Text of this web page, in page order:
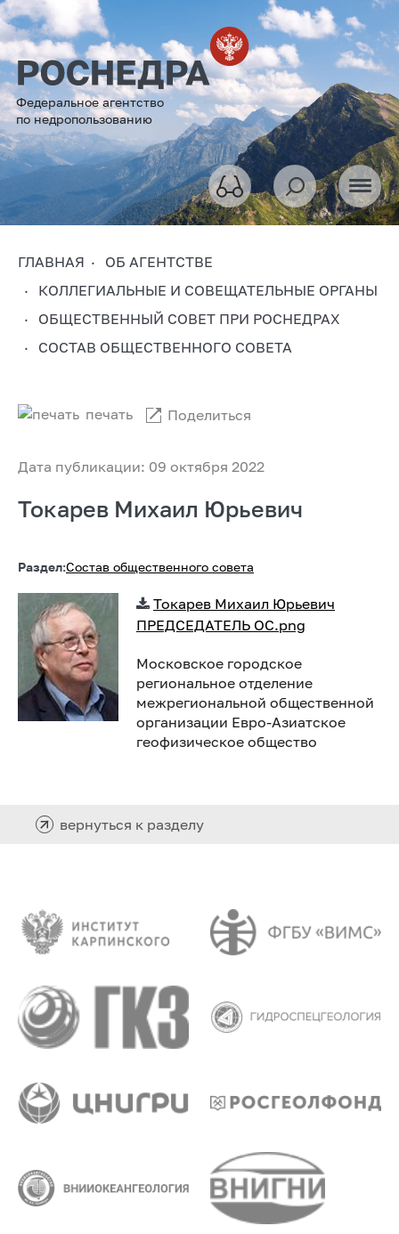
Федеральное агентство
по недропользованию
ГЛАВНАЯ
ОБ АГЕНТСТВЕ
КОЛЛЕГИАЛЬНЫЕ И СОВЕЩАТЕЛЬНЫЕ ОРГАНЫ
ОБЩЕСТВЕННЫЙ СОВЕТ ПРИ РОСНЕДРАХ
СОСТАВ ОБЩЕСТВЕННОГО СОВЕТА
Дата публикации: 09 октября 2022
печать Поделиться
Токарев Михаил Юрьевич
Раздел:Состав общественного совета
Токарев Михаил Юрьевич
ПРЕДСЕДАТЕЛЬ ОС.png
Московское городское
региональное отделение
межрегиональной общественной
организации Евро-Азиатское
геофизическое общество
вернуться к разделу